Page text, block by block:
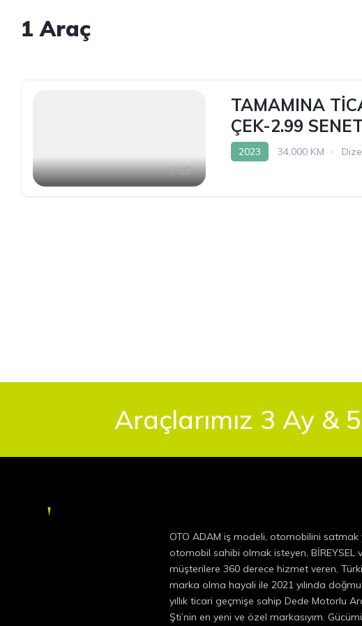
1 Araç
15
TAMAMINA
ÇEK-2.99
2023 34,000 KM
Araçlarımız 3 Ay &
OTO ADAM iş modeli, otomobilini satmak
otomobil sahibi olmak isteyen, BİREYSEL
müşterilere 360 derece hizmet veren,
marka olma hayali ile 2021 yılında
yıllık ticari geçmişe sahip Dede Motorlu
Şti’nin en yeni ve özel markasıyım.